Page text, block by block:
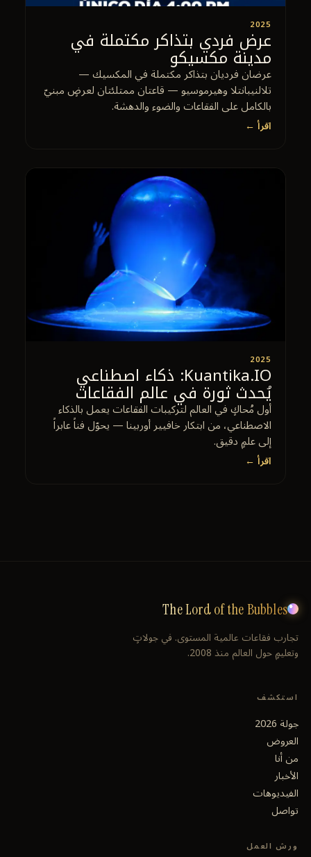
2025
عرض فردي بتذاكر مكتملة في
مدينة مكسيكو
عرضان فرديان بتذاكر مكتملة في المكسيك —
تلالنيبانتلا وهيرموسيو — قاعتان ممتلئتان لعرضٍ مبنيّ
بالكامل على الفقاعات والضوء والدهشة.
اقرأ ←
2025
Kuantika.IO: ذكاء اصطناعي
يُحدث ثورة في عالم الفقاعات
أول مُحاكٍ في العالم لتركيبات الفقاعات يعمل بالذكاء
الاصطناعي، من ابتكار خافيير أوربينا — يحوّل فناً عابراً
إلى علمٍ دقيق.
اقرأ ←
The Lord of the Bubbles
تجارب فقاعات عالمية المستوى. في جولاتٍ
وتعليمٍ حول العالم منذ 2008.
استكشف
جولة 2026
العروض
من أنا
الأخبار
الفيديوهات
تواصل
ورش العمل